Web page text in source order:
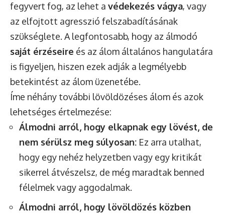
fegyvert fog, az lehet a védekezés vágya, vagy
az elfojtott agresszió felszabadításának
szükséglete. A legfontosabb, hogy az álmodó
saját érzéseire és az álom általános hangulatára
is figyeljen, hiszen ezek adják a legmélyebb
betekintést az álom üzenetébe.
Íme néhány további lövöldözéses álom és azok
lehetséges értelmezése:
Álmodni arról, hogy elkapnak egy lövést, de
nem sérülsz meg súlyosan: Ez arra utalhat,
hogy egy nehéz helyzetben vagy egy kritikát
sikerrel átvészelsz, de még maradtak benned
félelmek vagy aggodalmak.
Álmodni arról, hogy lövöldözés közben